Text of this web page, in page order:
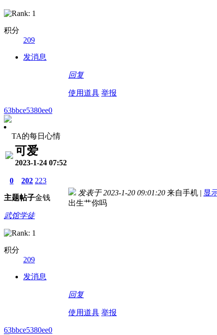
积分
209
发消息
回复
使用道具 举报
63bbce5380ee0
TA的每日心情
可爱
2023-1-24 07:52
0
主题
202
帖子
223
金钱
武馆学徒
积分
209
发消息
发表于 2023-1-20 09:01:20 来自手机 | 显
出生艹你吗
回复
使用道具 举报
63bbce5380ee0